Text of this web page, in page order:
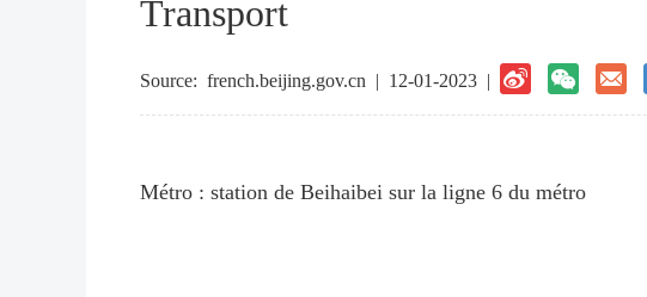
Transport
Source: french.beijing.gov.cn | 12-01-2023 |
Métro : station de Beihaibei sur la ligne 6 du métro